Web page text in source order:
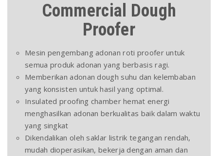
Commercial Dough
Proofer
Mesin pengembang adonan roti proofer untuk
semua produk adonan yang berbasis ragi.
Memberikan adonan dough suhu dan kelembaban
yang konsisten untuk hasil yang optimal.
Insulated proofing chamber hemat energi
menghasilkan adonan berkualitas baik dalam waktu
yang singkat
Dikendalikan oleh saklar listrik tegangan rendah,
mudah dioperasikan, bekerja dengan aman dan